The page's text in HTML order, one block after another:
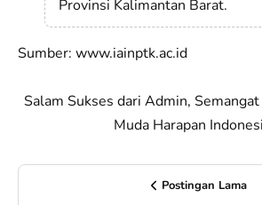
Provinsi Kalimantan Barat.
Sumber: www.iainptk.ac.id
Salam Sukses dari Admin,
Muda Harapan
Postingan Lama